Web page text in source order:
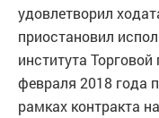
удовлетворил
приостановил
института
февраля 2018 года
рамках контракта